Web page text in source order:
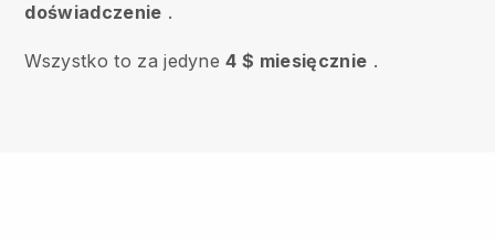
doświadczenie .
Wszystko to za jedyne4 $ miesięcznie .